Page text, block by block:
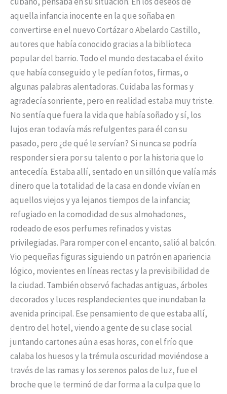
aquella infancia inocente en la que soñaba en
convertirse en el nuevo Cortázar o Abelardo Castillo,
autores que había conocido gracias a la biblioteca
popular del barrio. Todo el mundo destacaba el éxito
que había conseguido y le pedían fotos, firmas, o
algunas palabras alentadoras. Cuidaba las formas y
agradecía sonriente, pero en realidad estaba muy triste.
No sentía que fuera la vida que había soñado y sí, los
lujos eran todavía más refulgentes para él con su
pasado, pero ¿de qué le servían? Si nunca se podría
responder si era por su talento o por la historia que lo
antecedía. Estaba allí, sentado en un sillón que valía más
dinero que la totalidad de la casa en donde vivían en
aquellos viejos y ya lejanos tiempos de la infancia;
refugiado en la comodidad de sus almohadones,
rodeado de esos perfumes refinados y vistas
privilegiadas. Para romper con el encanto, salió al balcón.
Vio pequeñas figuras siguiendo un patrón en apariencia
lógico, movientes en líneas rectas y la previsibilidad de
la ciudad. También observó fachadas antiguas, árboles
decorados y luces resplandecientes que inundaban la
avenida principal. Ese pensamiento de que estaba allí,
dentro del hotel, viendo a gente de su clase social
juntando cartones aún a esas horas, con el frío que
calaba los huesos y la trémula oscuridad moviéndose a
través de las ramas y los serenos palos de luz, fue el
broche que le terminó de dar forma a la culpa que lo